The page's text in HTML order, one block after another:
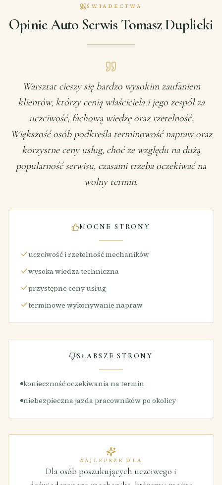
ŚWIADECTWA
Opinie Auto Serwis Tomasz Duplicki
Warsztat cieszy się bardzo wysokim zaufaniem
klientów, którzy cenią właściciela i jego zespół za
uczciwość, fachową wiedzę oraz rzetelność.
Większość osób podkreśla terminowość napraw oraz
korzystne ceny usług, choć ze względu na dużą
popularność serwisu, czasami trzeba oczekiwać na
wolny termin.
MOCNE STRONY
uczciwość i rzetelność mechaników
wysoka wiedza techniczna
przystępne ceny usług
terminowe wykonywanie napraw
SŁABSZE STRONY
konieczność oczekiwania na termin
niebezpieczna jazda pracowników po okolicy
NAJLEPSZE DLA
Dla osób poszukujących uczciwego i